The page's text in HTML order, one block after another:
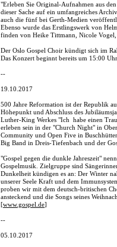
"Erleben Sie Original-Aufnahmen aus
dieser Sache auf ein umfangreiches
auch die fünf bei Gerth-Medien
Ebenso wurde das Erstlingswerk von
finden von Heike Tittmann, Nicole
Der Oslo Gospel Choir kündigt sich im
Das Konzert beginnt bereits um 15:00
--
19.10.2017
500 Jahre Reformation ist der Republik
Höhepunkt und Abschluss des
Luther-King Werkes "Ich habe einen
erleben sein in der "Church Night" in
Community und Open Five in
Big Band in Dreis-Tiefenbach und der
"Gospel gegen die dunkle Jahreszeit"
Gospelmusik. Zielgruppe sind
Dunkelheit kündigen es an: Der Winter
unserer Seele Kraft und dem
proben wir mit dem deutsch-britischen
ansteckend und die Songs seines
[www.gospel.de]
--
05.10.2017